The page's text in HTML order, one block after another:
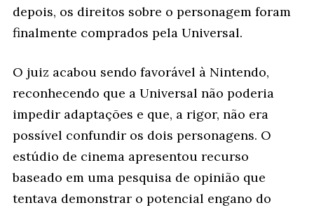
depois, os direitos sobre o personagem foram
finalmente comprados pela Universal.
O juiz acabou sendo favorável à Nintendo,
reconhecendo que a Universal não poderia
impedir adaptações e que, a rigor, não era
possível confundir os dois personagens. O
estúdio de cinema apresentou recurso
baseado em uma pesquisa de opinião que
tentava demonstrar o potencial engano do